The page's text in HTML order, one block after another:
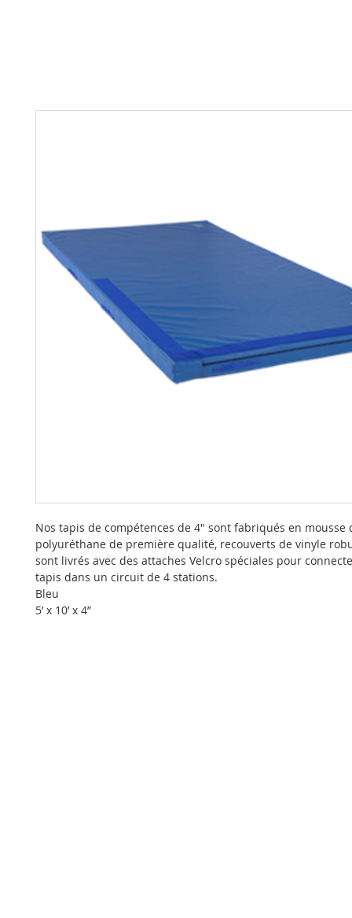
Nos tapis de compétences de 4" sont fabriqués en mousse
polyuréthane de première qualité, recouverts de vinyle
sont livrés avec des attaches Velcro spéciales pour
tapis dans un circuit de 4 stations.
Bleu
5’ x 10’ x 4”